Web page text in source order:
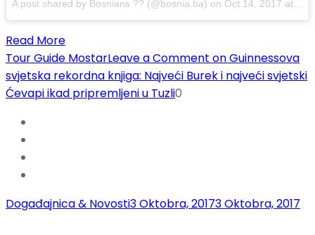
A post shared by Bosnians ?? (@bosnia.ba) on Oct 14, 2017 at 5:32am PDT
Read More
Tour Guide MostarLeave a Comment on Guinnessova
svjetska rekordna knjiga: Najveći Burek i najveći svjetski
Ćevapi ikad pripremljeni u Tuzli0
Događajnica & Novosti3 Oktobra, 20173 Oktobra, 2017